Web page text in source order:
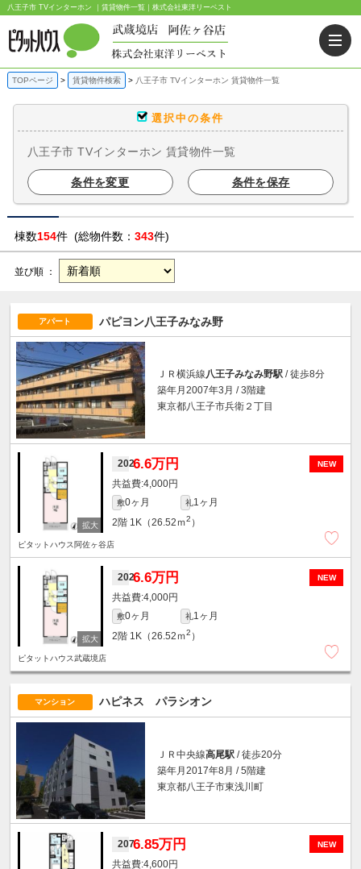
八王子市 TVインターホン ｜賃貸物件一覧｜株式会社東洋リーベスト
TOPページ 賃貸物件検索 八王子市 TVインターホン 賃貸物件一覧
選択中の条件
八王子市 TVインターホン 賃貸物件一覧
条件を変更 条件を保存
棟数154件 (総物件数： 343件)
並び順 ：
アパート パピヨン八王子みなみ野
ＪＲ横浜線八王子みなみ野駅 / 徒歩8分
築年月2007年3月 / 3階建
東京都八王子市兵衛２丁目
NEW
2026.6万円
4,000円
敷0ヶ月 礼1ヶ月
2階 1K（26.52ｍ2 ）
ピタットハウス阿佐ヶ谷店
NEW
2026.6万円
4,000円
敷0ヶ月 礼1ヶ月
2階 1K（26.52ｍ2 ）
ピタットハウス武蔵境店
マンション ハピネス パラシオン
ＪＲ中央線高尾駅 / 徒歩20分
築年月2017年8月 / 5階建
東京都八王子市東浅川町
NEW
2076.85万円
4,600円